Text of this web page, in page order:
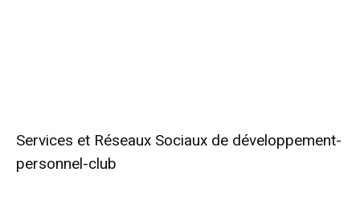
Services et Réseaux Sociaux de développement-
personnel-club